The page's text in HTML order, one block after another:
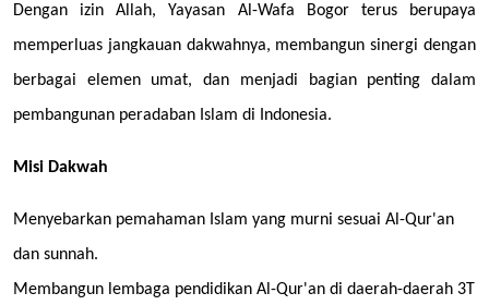
Dengan izin Allah, Yayasan Al-Wafa Bogor terus berupaya
memperluas jangkauan dakwahnya, membangun sinergi dengan
berbagai elemen umat, dan menjadi bagian penting dalam
pembangunan peradaban Islam di Indonesia.
Misi Dakwah
Menyebarkan pemahaman Islam yang murni sesuai Al-Qur'an
dan sunnah.
Membangun lembaga pendidikan Al-Qur'an di daerah-daerah 3T